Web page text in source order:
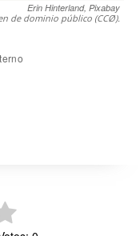
Erin Hinterland, Pixabay
de dominio público (CCØ).